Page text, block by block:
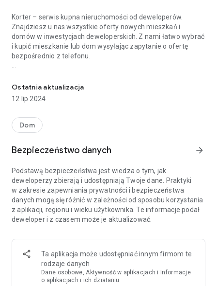
Korter – serwis kupna nieruchomości od deweloperów.
Znajdziesz u nas wszystkie oferty nowych mieszkań i
domów w inwestycjach deweloperskich. Z nami łatwo wybrać
i kupić mieszkanie lub dom wysyłając zapytanie o ofertę
bezpośrednio z telefonu.
domów i innych nieruchomości mieszkaniowych. Szukasz
przytulnej kawalerki, nowoczesnego penthouse'u, domku
jednorodzinnego czy willi miejskiej – mamy wszystko, czego
pierwotny (nieruchomości od deweloperów).
ponieważ:
umieściliśmy je na interaktywnej mapie – wybieranie
nieruchomości na mapie jest naprawdę wygodne;
- mamy wszystkie rzuty i mieszkania oferowane przez
wszystkich deweloperów w Twoim mieście;
- interesuje Cię konkretny deweloper – użyj filtru i śledź nowe
ogłoszenia nieruchomości;
zadzwoń bezpośrednio do działu sprzedaży przez aplikację!
Specjalizujemy się w rynku pierwotnym Warszawy, Krakowa i
Trójmiasta. Jeśli chcesz kupić nieruchomość w Warszawie,
jesteś zainteresowany nowymi inwestycjami w Krakowie, lub
Ostatnia aktualizacja
12 lip 2024
Dom
Bezpieczeństwo danych arrow_forward
Podstawą bezpieczeństwa jest wiedza o tym, jak
deweloperzy zbierają i udostępniają Twoje dane. Praktyki
w zakresie zapewniania prywatności i bezpieczeństwa
danych mogą się różnić w zależności od sposobu korzystania
z aplikacji, regionu i wieku użytkownika. Te informacje podał
deweloper i z czasem może je aktualizować.
Ta aplikacja może udostępniać innym firmom te
rodzaje danych
Dane osobowe, Aktywność w aplikacjach i Informacje
o aplikacjach i ich działaniu